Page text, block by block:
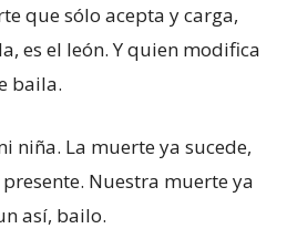
que sólo acepta y carga,
es el león. Y quien modifica
baila.
niña. La muerte ya sucede,
Nuestra muerte ya
así, bailo.